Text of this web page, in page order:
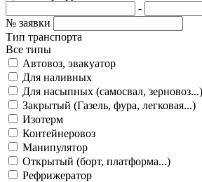
-
№ заявки
Тип транспорта
Все типы
Автовоз, эвакуатор
Для наливных
Для насыпных (самосвал, зерновоз...)
Закрытый (Газель, фура, легковая...)
Изотерм
Контейнеровоз
Манипулятор
Открытый (борт, платформа...)
Рефрижератор